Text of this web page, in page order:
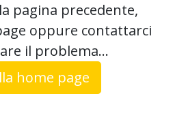
pagina precedente,
oppure contattarci
il problema...
home page